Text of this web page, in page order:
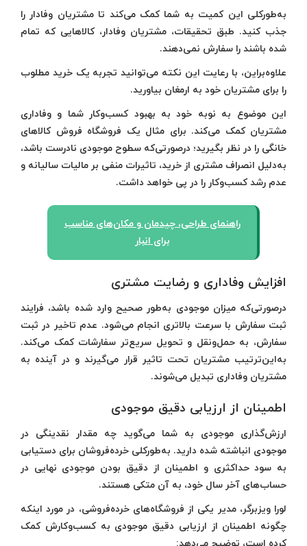
به‌طورکلی این کمیت به شما کمک می‌کند تا مشتریان وفادار را
جذب کنید. طبق تحقیقات، مشتریان وفادار، کالاهایی که تمام
شده باشند را سفارش نمی‌دهند.
علاوه‌براین، با رعایت این نکته می‌توانید تجربه یک خرید مطلوب
را برای مشتریان خود به ارمغان بیاورید.
این موضوع به نوبه خود به بهبود کسب‌وکار شما و وفاداری
مشتریان کمک می‌کند. برای مثال یک فروشگاه فروش کالاهای
خانگی را در نظر بگیرید؛ درصورتی‌که سطوح موجودی نادرست باشد،
به‌دلیل انصراف مشتری از خرید، تاثیرات منفی بر مالیات سالیانه و
عدم رشد کسب‌وکار را در پی خواهد داشت.
راهنمای طراحی، چیدمان و مکان‌های مناسب
برای انبار
افزایش وفاداری و رضایت مشتری
درصورتی‌که میزان موجودی به‌طور صحیح وارد شده باشد، فرایند
ثبت سفارش با سرعت بالاتری انجام می‌شود. عدم تاخیر در ثبت
سفارش، به حمل‌ونقل و تحویل سریع‌تر سفارشات کمک می‌کند.
به‌این‌ترتیب مشتریان تحت تاثیر قرار می‌گیرند و در آینده به
مشتریان وفاداری تبدیل می‌شوند.
اطمینان از ارزیابی دقیق موجودی
ارزش‌گذاری موجودی به شما می‌گوید چه مقدار نقدینگی در
موجودی انباشته شده دارید. به‌طورکلی خرده‌فروشان برای دستیابی
به سود حداکثری و اطمینان از دقیق بودن موجودی نهایی در
حساب‌های آخر سال خود، به آن متکی هستند.
لورا ویزبرگر، مدیر یکی از فروشگاه‌های خرده‌فروشی، در مورد اینکه
چگونه اطمینان از ارزیابی دقیق موجودی به کسب‌و‌کارش کمک